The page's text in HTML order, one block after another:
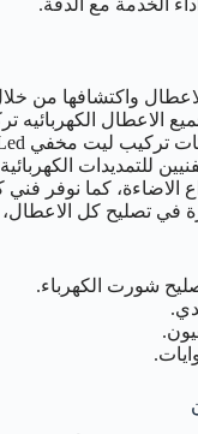
الخدمة مع الدقة.
واكتشافها من
جميع الاعطال
للتمديدات
الاضاءة، كما نوفر فني
في تصليح كل الاعطال،
شورت الكهرباء.